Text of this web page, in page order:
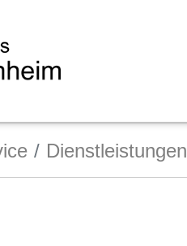
Dienstleistungen